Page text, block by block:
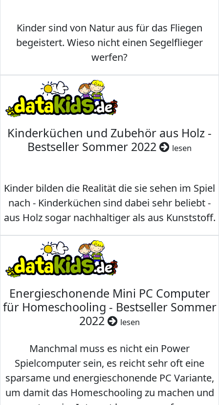
Kinder sind von Natur aus für das Fliegen
begeistert. Wieso nicht einen Segelflieger
werfen?
Kinderküchen und Zubehör aus Holz -
Bestseller Sommer 2022
lesen
Kinder bilden die Realität die sie sehen im Spiel
nach - Kinderküchen sind dabei sehr beliebt -
aus Holz sogar nachhaltiger als aus Kunststoff.
Energieschonende Mini PC Computer
für Homeschooling - Bestseller Sommer
2022
lesen
Manchmal muss es nicht ein Power
Spielcomputer sein, es reicht sehr oft eine
sparsame und energieschonende PC Variante,
um damit das Homeschooling zu machen und